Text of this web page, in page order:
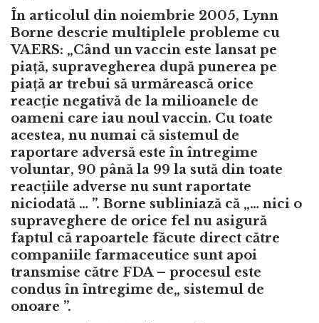
În articolul din noiembrie 2005, Lynn
Borne descrie multiplele probleme cu
VAERS: „Când un vaccin este lansat pe
piață, supravegherea după punerea pe
piață ar trebui să urmărească orice
reacție negativă de la milioanele de
oameni care iau noul vaccin. Cu toate
acestea, nu numai că sistemul de
raportare adversă este în întregime
voluntar, 90 până la 99 la sută din toate
reacțiile adverse nu sunt raportate
niciodată … ”. Borne subliniază că „… nici o
supraveghere de orice fel nu asigură
faptul că rapoartele făcute direct către
companiile farmaceutice sunt apoi
transmise către FDA – procesul este
condus în întregime de„ sistemul de
onoare ”.